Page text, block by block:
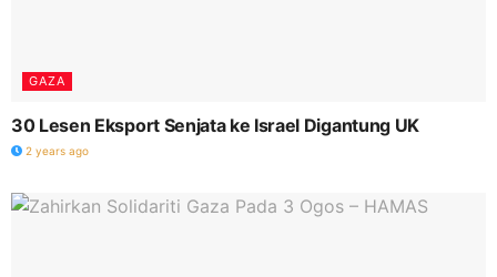
GAZA
30 Lesen Eksport Senjata ke Israel Digantung UK
2 years ago